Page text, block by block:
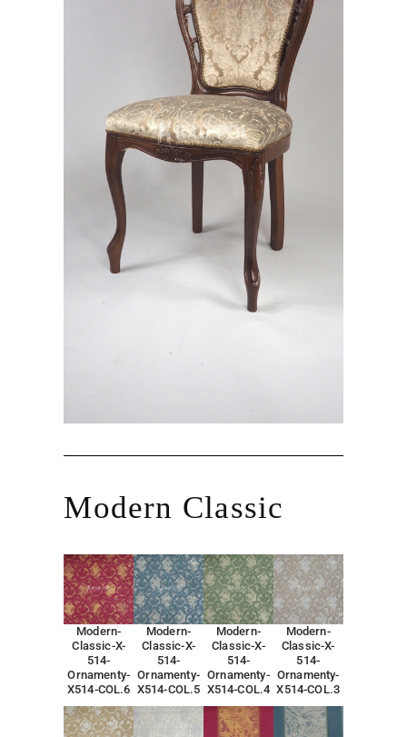
Modern Classic
Modern-
Classic-X-
514-
Ornamenty-
X514-COL.6
Modern-
Classic-X-
514-
Ornamenty-
X514-COL.5
Modern-
Classic-X-
514-
Ornamenty-
X514-COL.4
Modern-
Classic-X-
514-
Ornamenty-
X514-COL.3